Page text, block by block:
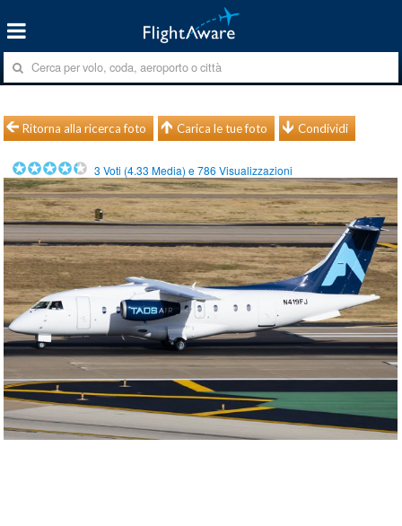
Ritorna alla ricerca foto Carica le tue foto Condividi
3 Voti (4.33 Media) e786 Visualizzazioni